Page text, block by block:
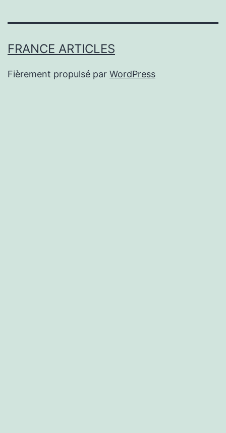
FRANCE ARTICLES
Fièrement propulsé par WordPress